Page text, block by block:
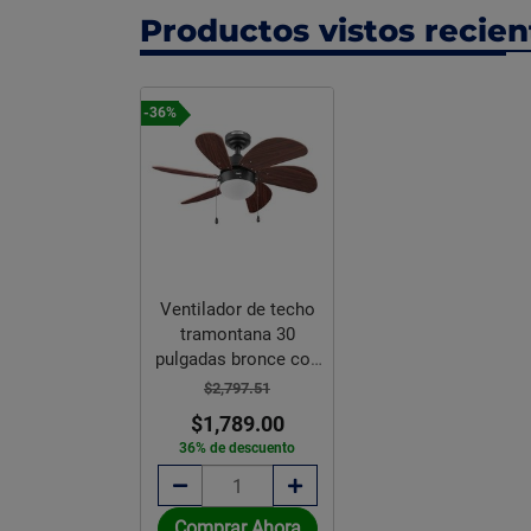
Productos vistos
-36%
Ventilador de techo
tramontana 30
pulgadas bronce con
luz
$2,797.51
$1,789.00
36% de descuento